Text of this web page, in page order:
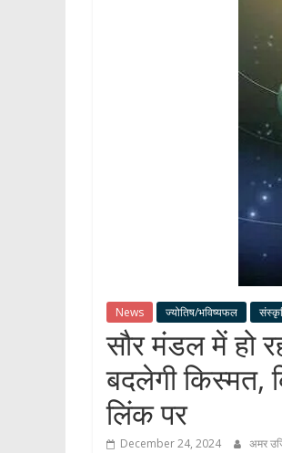
News ज्योतिष/भविष्यफल
सौर मंडल में हो
बदलेगी किस्मत,
लिंक पर
December 24, 2024 अमर